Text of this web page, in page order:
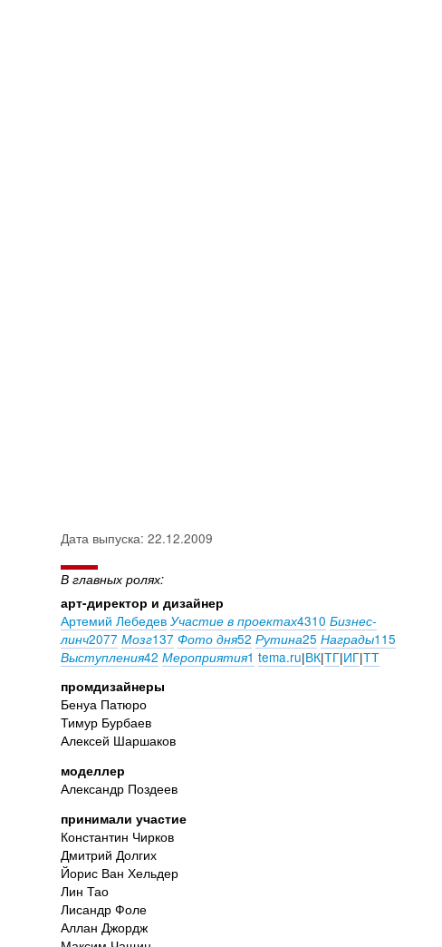
Дата выпуска: 22.12.2009
В главных ролях:
арт-директор и дизайнер
Артемий Лебедев Участие в проектах4310 Бизнес-
линч2077 Мозг137 Фото дня52 Рутина25 Награды115
Выступления42 Мероприятия1 tema.ru|ВК|ТГ|ИГ|ТТ
промдизайнеры
Бенуа Патюро
Тимур Бурбаев
Алексей Шаршаков
моделлер
Александр Поздеев
принимали участие
Константин Чирков
Дмитрий Долгих
Йорис Ван Хельдер
Лин Тао
Лисандр Фоле
Аллан Джордж